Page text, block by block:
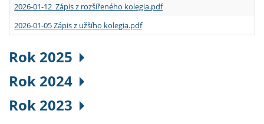
2026-01-12 Zápis z rozšířeného kolegia.pdf
2026-01-05 Zápis z užšího kolegia.pdf
Rok 2025
Rok 2024
Rok 2023